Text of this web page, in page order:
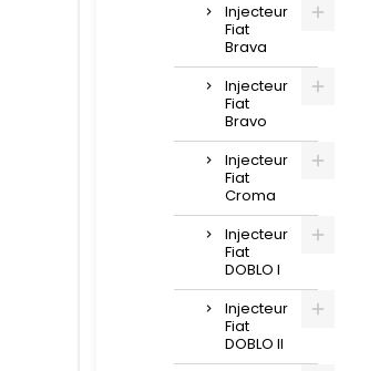
Injecteur
Fiat
Brava
Injecteur
Fiat
Bravo
Injecteur
Fiat
Croma
Injecteur
Fiat
DOBLO I
Injecteur
Fiat
DOBLO II